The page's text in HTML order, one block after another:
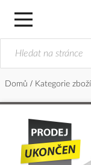
Domů Kategorie zboží
konec
galerie